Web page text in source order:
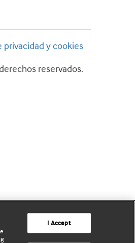
privacidad y cookies
reservados.
I Accept